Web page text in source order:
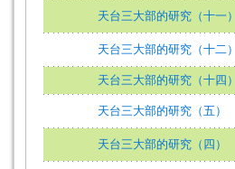
天台三大部的研究（十一）
天台三大部的研究（十二）
天台三大部的研究（十四）
天台三大部的研究（五）
天台三大部的研究（四）